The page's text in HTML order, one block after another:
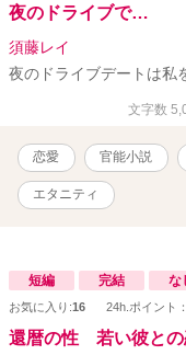
存していく 。 しかし、
ているのか？ 時折見せる
な執着愛と独占欲。そし
は！？ 愛が重すぎる謎
夜のドライブで…
須藤レイ
夜のドライブデートは
文字数
恋愛 官能小説
エタニティ
短編 完結 な
お気に入り:16 24h.ポイント：
還暦の性 若い彼との